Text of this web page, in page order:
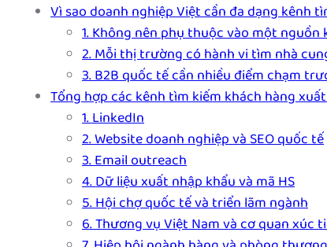
Vì sao doanh nghiệp Việt cần đa dạng kênh
1. Không nên phụ thuộc vào một
2. Mỗi thị trường có hành vi tìm nhà
3. B2B quốc tế cần nhiều điểm chạm
Tổng hợp các kênh tìm kiếm khách hàng
1. LinkedIn
2. Website doanh nghiệp và SEO quốc tế
3. Email outreach
4. Dữ liệu xuất nhập khẩu và mã HS
5. Hội chợ quốc tế và triển lãm ngành
6. Thương vụ Việt Nam và cơ quan xúc